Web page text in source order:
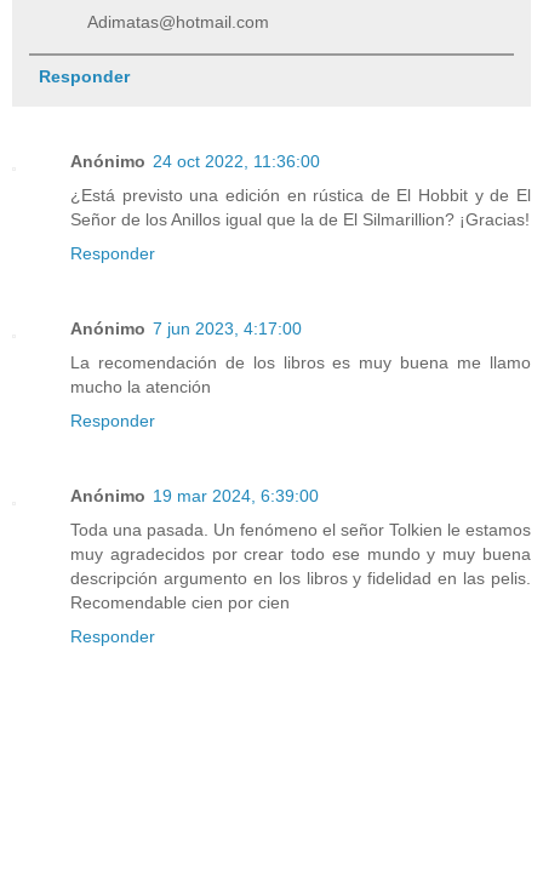
Adimatas@hotmail.com
Responder
Anónimo 24 oct 2022, 11:36:00
¿Está previsto una edición en rústica de El Hobbit y de El
Señor de los Anillos igual que la de El Silmarillion? ¡Gracias!
Responder
Anónimo 7 jun 2023, 4:17:00
La recomendación de los libros es muy buena me llamo
mucho la atención
Responder
Anónimo 19 mar 2024, 6:39:00
Toda una pasada. Un fenómeno el señor Tolkien le estamos
muy agradecidos por crear todo ese mundo y muy buena
descripción argumento en los libros y fidelidad en las pelis.
Recomendable cien por cien
Responder